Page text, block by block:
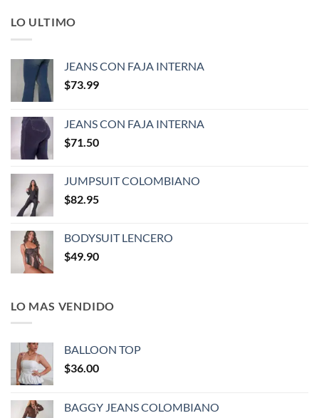
LO ULTIMO
JEANS CON FAJA INTERNA
$73.99
JEANS CON FAJA INTERNA
$71.50
JUMPSUIT COLOMBIANO
$82.95
BODYSUIT LENCERO
$49.90
LO MAS VENDIDO
BALLOON TOP
$36.00
BAGGY JEANS COLOMBIANO